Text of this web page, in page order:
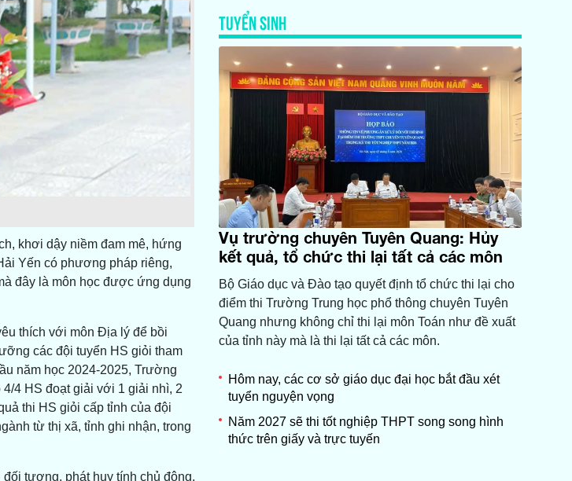
khơi dậy niềm đam mê, hứng
Yến có phương pháp riêng,
đây là môn học được ứng dụng
thích với môn Địa lý để bồi
các đội tuyển HS giỏi tham
năm học 2024-2025, Trường
4 HS đoạt giải với 1 giải nhì, 2
thi HS giỏi cấp tỉnh của đội
từ thị xã, tỉnh ghi nhận, trong
tượng, phát huy tính chủ động,
TUYỂN SINH
Vụ trường chuyên Tuyên Quang: Hủy
kết quả, tổ chức thi lại tất cả các môn
Bộ Giáo dục và Đào tạo quyết định tổ chức thi lại cho
điểm thi Trường Trung học phổ thông chuyên Tuyên
Quang nhưng không chỉ thi lại môn Toán như đề xuất
của tỉnh này mà là thi lại tất cả các môn.
Hôm nay, các cơ sở giáo dục đại học bắt đầu xét
tuyển nguyện vọng
Năm 2027 sẽ thi tốt nghiệp THPT song song hình
thức trên giấy và trực tuyến